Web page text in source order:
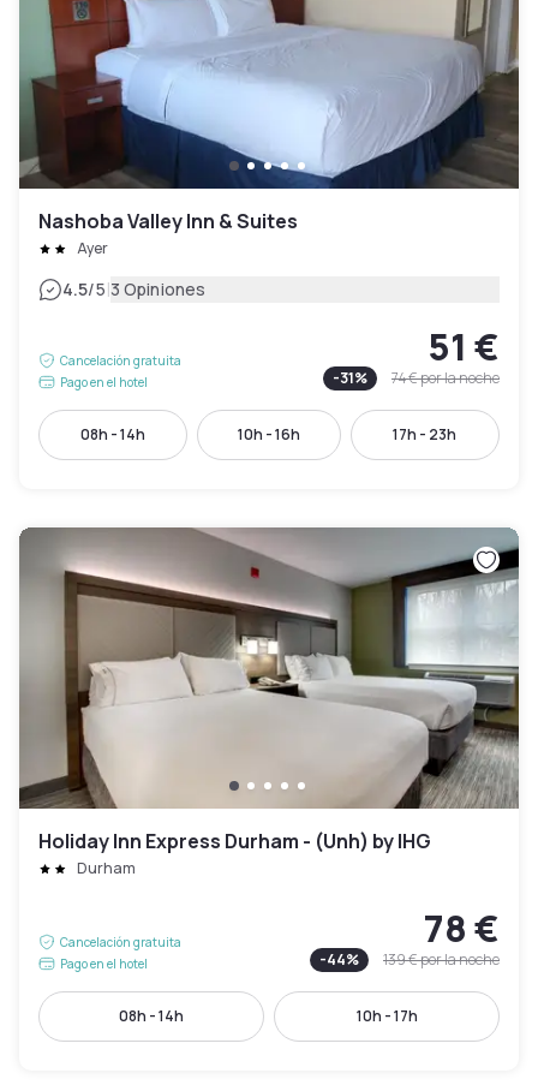
Nashoba Valley Inn & Suites
Ayer
4.5/5|3 Opiniones
Cancelación gratuita
Pago en el hotel
51 €
-31% 74 €por la noche
08h - 14h 10h - 16h 17h - 23h
Holiday Inn Express Durham - (Unh) by IHG
Durham
Cancelación gratuita
Pago en el hotel
78 €
-44% 139 €por la noche
08h - 14h 10h - 17h